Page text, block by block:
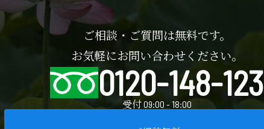
ご相談・ご質問は無料です。
お気軽にお問い合わせください。
0120-148-123
受付 09:00 - 18:00